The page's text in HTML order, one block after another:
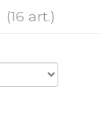
(16 art.)